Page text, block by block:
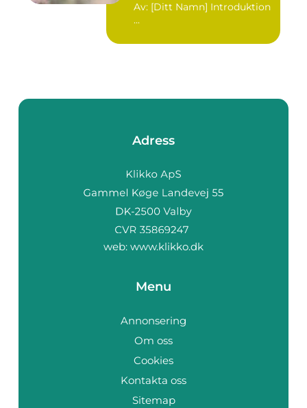
Av: [Ditt Namn] Introduktion
...
Adress
web: www.klikko.dk
Menu
Annonsering
Om oss
Cookies
Kontakta oss
Sitemap